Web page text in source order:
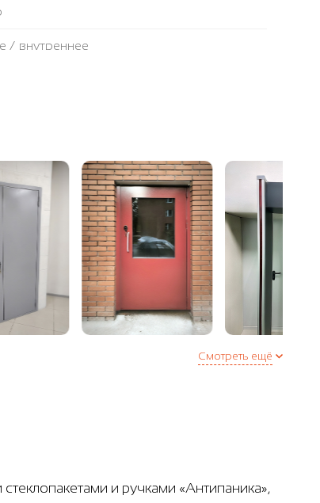
/ внутреннее
Смотреть ещё
и ручками «Антипаника»,